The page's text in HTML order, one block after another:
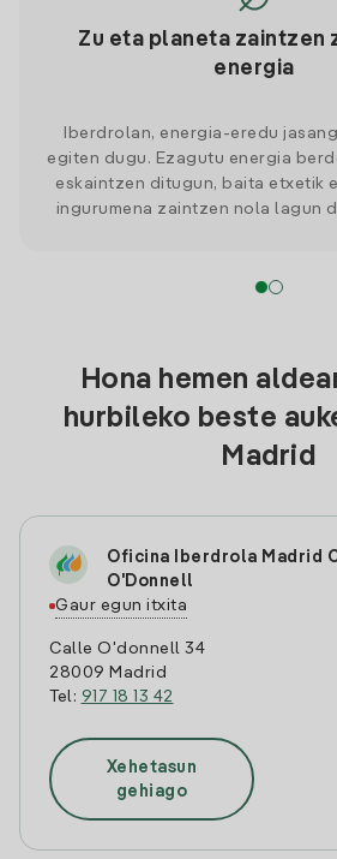
Zu eta planeta zaintzen
energia
Iberdrolan, energia-eredu
egiten dugu. Ezagutu energia
eskaintzen ditugun, baita etxetik
ingurumena zaintzen nola lagun
Hona hemen
hurbileko beste
Madrid
Oficina Iberdrola Madrid
O'Donnell
Gaur egun itxita
Calle O'donnell 34
28009 Madrid
Tel: 917 18 13 42
Xehetasun
gehiago